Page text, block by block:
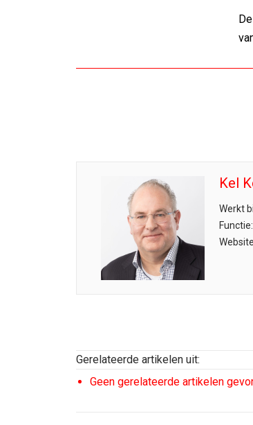
Kel
Werkt
Functie:
Gerelateerde artikelen uit:
Geen gerelateerde artikelen